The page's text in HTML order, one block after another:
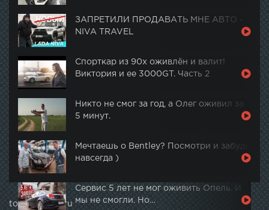
ЗАПРЕТИЛИ ПРОДАВАТЬ МНЕ АВТО -
NIVA TRAVEL
Спорткар из 90х оживлён и валит!
Виктория и ее 3000GT. Часть 2
Никто не смог за год, а Олег оживил за
5 минут.
Мечтаешь о Bentley? Посмотри и забудь
навсегда )
Сервис 5 лет не мог оживить Опель. И
мы не смогли. Но…
topautotube.ru